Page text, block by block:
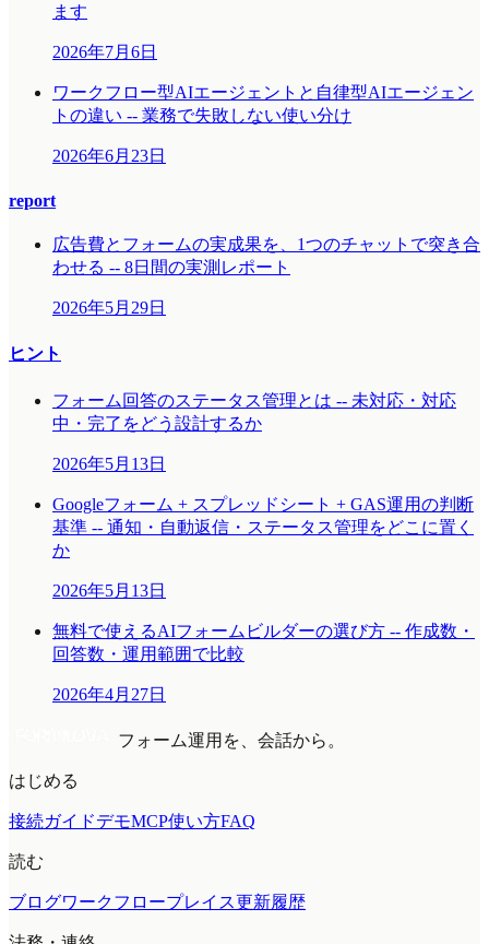
ます
2026年7月6日
ワークフロー型AIエージェントと自律型AIエージェン
トの違い -- 業務で失敗しない使い分け
2026年6月23日
report
広告費とフォームの実成果を、1つのチャットで突き合
わせる -- 8日間の実測レポート
2026年5月29日
ヒント
フォーム回答のステータス管理とは -- 未対応・対応
中・完了をどう設計するか
2026年5月13日
Googleフォーム + スプレッドシート + GAS運用の判断
基準 -- 通知・自動返信・ステータス管理をどこに置く
か
2026年5月13日
無料で使えるAIフォームビルダーの選び方 -- 作成数・
回答数・運用範囲で比較
2026年4月27日
フォーム運用を、会話から。
はじめる
接続ガイドデモMCP使い方FAQ
読む
ブログワークフロープレイス更新履歴